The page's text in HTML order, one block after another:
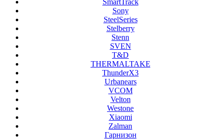
SmartTrack
Sony
SteelSeries
Stelberry
Stenn
SVEN
T&D
THERMALTAKE
ThunderX3
Urbanears
VCOM
Velton
Westone
Xiaomi
Zalman
Гарнизон